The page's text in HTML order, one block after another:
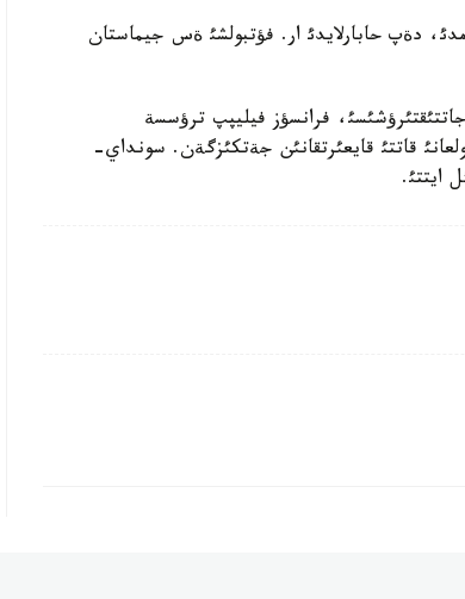
دةپ حابارلايدئ ار. فؤتبولشئ ةس جيماستان
فرانسؤز فيليپپ ترؤسسة
قاتتئ قايعئرتقانئن جةتكئزگةن. سونداي-
ايتتئ.